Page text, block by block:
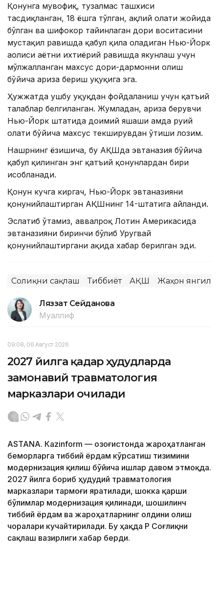
Қонунга мувофиқ, тузалмас ташхиси
тасдиқланган, 18 ёшга тўлган, ақлий ҳолати жойида
бўлган ва шифокор тайинлаган дори воситасини
мустақил равишда қабул қила оладиган Нью-Йорк
аҳолиси ҳаётни ихтиёрий равишда якунлаш учун
мўлжалланган махсус дори-дармонни олиш
бўйича ариза бериш ҳуқуқига эга.
Ҳужжатда ушбу ҳуқуқдан фойдаланиш учун қатъий
талаблар белгиланган. Жумладан, ариза берувчи
Нью-Йорк штатида доимий яшаши ҳамда руҳий
ҳолати бўйича махсус текширувдан ўтиши лозим.
Нашрнинг ёзишича, бу АҚШда эвтаназия бўйича
қабул қилинган энг қатъий қонунлардан бири
ҳисобланади.
Қонун кучга киргач, Нью-Йорк эвтаназияни
қонунийлаштирган АҚШнинг 14-штатига айланди.
Эслатиб ўтамиз, аввалроқ Лотин Америкасида
эвтаназияни биринчи бўлиб Уругвай
қонунийлаштиргани ҳақида хабар берилган эди.
Соғлиқни сақлаш Тиббиёт АҚШ Жаҳон
Ляззат Сейданова
Муаллиф
09:08, 06 Август 2026
2027 йилга қадар ҳудудларда
замонавий травматология
марказлари очилади
ASTANА. Кazinform — Қозоғистонда жароҳатланган
беморларга тиббий ёрдам кўрсатиш тизимини
модернизация қилиш бўйича ишлар давом этмоқда.
2027 йилга бориб ҳудудий травматология
марказлари тармоғи яратилади, шокка қарши
бўлимлар модернизация қилинади, шошилинч
тиббий ёрдам ва жароҳатларнинг олдини олиш
чоралари кучайтирилади. Бу ҳақда ҚР Соғлиқни
сақлаш вазирлиги хабар берди.